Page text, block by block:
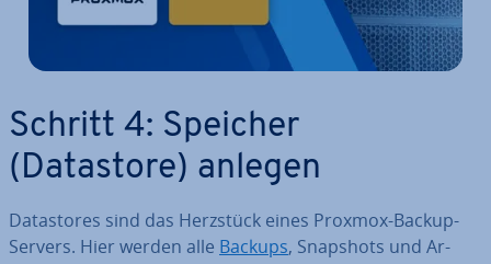
Schritt 4: Speicher
(Datastore) anlegen
Da­tasto­res sind das Herzstück eines Proxmox-Backup-
Servers. Hier werden alle Backups, Snapshots und Ar­